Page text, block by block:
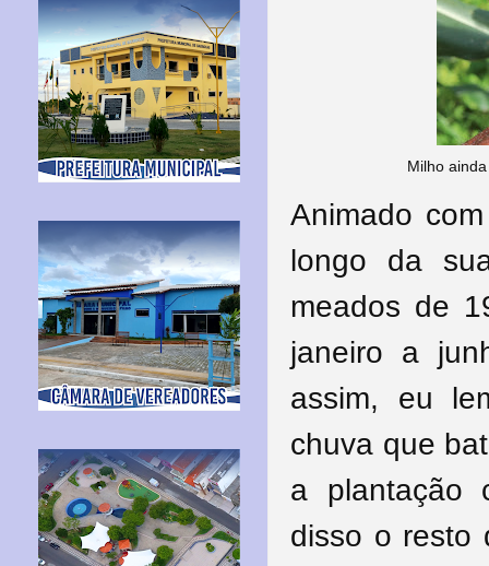
Milho
Animado
longo da
meados de
janeiro a
assim, eu
chuva que
a plantação
disso o resto